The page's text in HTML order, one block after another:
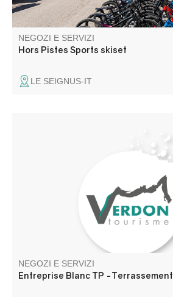
NEGOZI E SERVIZI
Hors Pistes Sports skiset
LE SEIGNUS-IT
NEGOZI E SERVIZI
Entreprise Blanc TP -Terrassement